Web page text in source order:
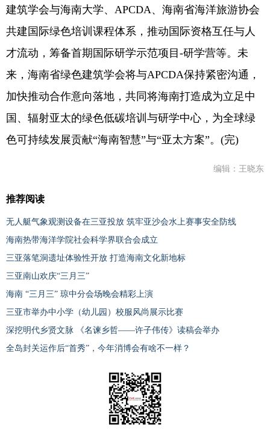
建筑学会与海南大学、APCDA、海南省海洋旅游协会
共建国际绿色培训课程体系，推动国际资格互任与人
才流动，筹备首期国际研学示范项目-研学营等。未
来，海南省绿色建筑学会将与APCDA保持紧密沟通，
加快推动合作意向落地，共同将海南打造成为立足中
国、辐射亚太的绿色低碳培训与研学中心，为全球绿
色可持续发展贡献“海南智慧”与“亚太方案”。(完)
编辑：王晓东
推荐阅读
无人艇气象观测设备在三亚投放 筑牢亚沙会水上赛事安全防线
海南热带海洋学院社会科学界联合会成立
三亚落笔洞遗址体验性开放 打造海南文化新地标
三亚南山欢庆“三月三”
海南 “三月三” 琼中分会场晚会精彩上演
三亚市举办中小学（幼儿园）校服风尚展示比赛
深挖明代乡贤文脉 《名谏乡哲——许子伟传》读稿会举办
全岛封关运作后“首秀”，今年消博会有啥不一样？